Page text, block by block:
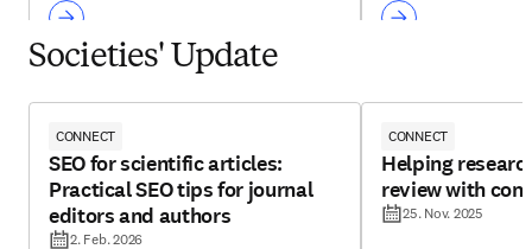
Societies' Update
CONNECT
SEO for scientific articles:
Practical SEO tips for journal
editors and authors
2. Feb. 2026
CONNECT
Helping
review with
25. Nov. 2025